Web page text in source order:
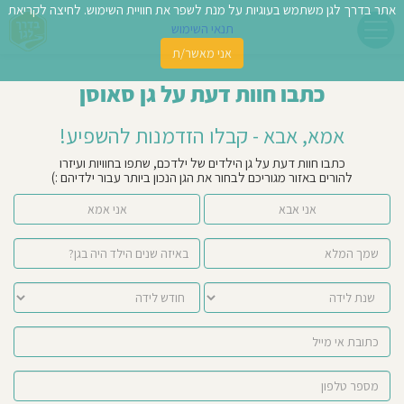
כתבו חוות דעת על גן סאוסן
אמא, אבא - קבלו הזדמנות להשפיע!
כתבו חוות דעת על גן הילדים של ילדכם, שתפו בחוויות ועיזרו
להורים באזור מגוריכם לבחור את הגן הנכון ביותר עבור ילדיהם :)
אני אמא אני אבא
אתר בדרך לגן משתמש בעוגיות על מנת לשפר את חוויית השימוש. לחיצה לקריאת
תנאי השימוש
אני מאשר/ת